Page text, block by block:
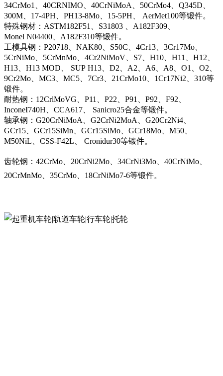
34CrMo1、40CRNIMO、40CrNiMoA、50CrMo4、Q345D、
300M、17-4PH、PH13-8Mo、15-5PH、 AerMet100等锻件。
特殊钢材：ASTM182F51、S31803 、A182F309、
Monel N04400、A182F310等锻件。
工模具钢：P20718、NAK80、S50C、4Cr13、3Cr17Mo、
5CrNiMo、5CrMnMo、4Cr2NiMoV、S7、H10、H11、H12、
H13、H13 MOD、 SUP H13、D2、A2、A6、A8、O1、O2、
9Cr2Mo、MC3、MC5、7Cr3、21CrMo10、1Cr17Ni2、310等
锻件。
耐热钢：12CrlMoVG、P11、P22、P91、P92、F92、
InconeI740H、CCA617、 Sanicro25合金等锻件。
轴承钢：G20CrNiMoA、G2CrNi2MoA、G20Cr2Ni4、
GCr15、GCr15SiMn、GCr15SiMo、GCr18Mo、M50、
M50NiL、CSS-F42L、 Cronidur30等锻件。
齿轮钢：42CrMo、20CrNi2Mo、34CrNi3Mo、40CrNiMo、
20CrMnMo、35CrMo、18CrNiMo7-6等锻件。